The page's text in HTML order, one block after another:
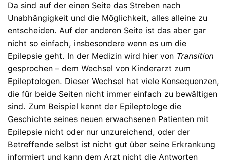
Da sind auf der einen Seite das Streben nach
Unabhängigkeit und die Möglichkeit, alles alleine zu
entscheiden. Auf der anderen Seite ist das aber gar
nicht so einfach, insbesondere wenn es um die
Epilepsie geht. In der Medizin wird hier von Transition
gesprochen – dem Wechsel von Kinderarzt zum
Epileptologen. Dieser Wechsel hat viele Konsequenzen,
die für beide Seiten nicht immer einfach zu bewältigen
sind. Zum Beispiel kennt der Epileptologe die
Geschichte seines neuen erwachsenen Patienten mit
Epilepsie nicht oder nur unzureichend, oder der
Betreffende selbst ist nicht gut über seine Erkrankung
informiert und kann dem Arzt nicht die Antworten